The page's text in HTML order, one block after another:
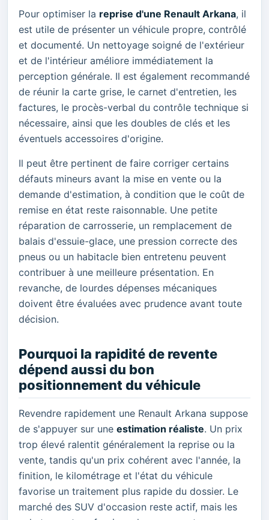
Pour optimiser la reprise d'une Renault Arkana, il
est utile de présenter un véhicule propre, contrôlé
et documenté. Un nettoyage soigné de l'extérieur
et de l'intérieur améliore immédiatement la
perception générale. Il est également recommandé
de réunir la carte grise, le carnet d'entretien, les
factures, le procès-verbal du contrôle technique si
nécessaire, ainsi que les doubles de clés et les
éventuels accessoires d'origine.
Il peut être pertinent de faire corriger certains
défauts mineurs avant la mise en vente ou la
demande d'estimation, à condition que le coût de
remise en état reste raisonnable. Une petite
réparation de carrosserie, un remplacement de
balais d'essuie-glace, une pression correcte des
pneus ou un habitacle bien entretenu peuvent
contribuer à une meilleure présentation. En
revanche, de lourdes dépenses mécaniques
doivent être évaluées avec prudence avant toute
décision.
Pourquoi la rapidité de revente
dépend aussi du bon
positionnement du véhicule
Revendre rapidement une Renault Arkana suppose
de s'appuyer sur une estimation réaliste. Un prix
trop élevé ralentit généralement la reprise ou la
vente, tandis qu'un prix cohérent avec l'année, la
finition, le kilométrage et l'état du véhicule
favorise un traitement plus rapide du dossier. Le
marché des SUV d'occasion reste actif, mais les